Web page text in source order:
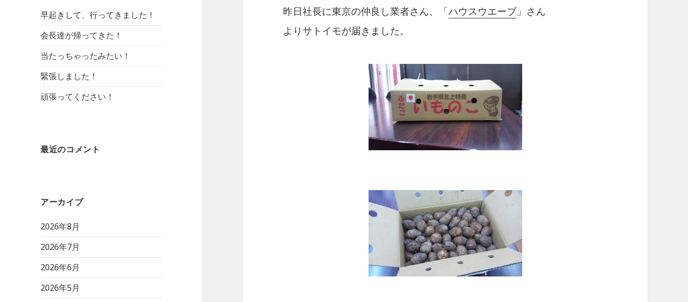
早起きして、行ってきました！
会長達が帰ってきた！
当たっちゃったみたい！
緊張しました！
頑張ってください！
最近のコメント
アーカイブ
2026年8月
2026年7月
2026年6月
2026年5月
昨日社長に東京の仲良し業者さん、「ハウスウエーブ」さん
よりサトイモが届きました。